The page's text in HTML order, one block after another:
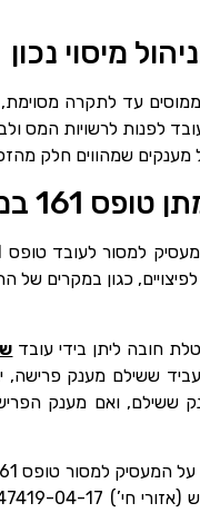
מיסוי נכון
עד לתקרה מסוימת,
161 מאפשר לעובד לפנות
מענקים שמהווים חלק
של התפטרות
כגון במקרים
חובה ליתן בידי עובד
47419-04-17